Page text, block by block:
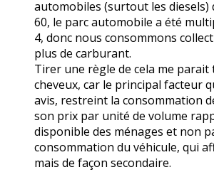
automobiles (surtout les diesels)
60, le parc automobile a été
4, donc nous consommons
plus de carburant.
Tirer une règle de cela me parait
cheveux, car le principal facteur
avis, restreint la consommation
son prix par unité de volume
disponible des ménages et non
consommation du véhicule, qui
mais de façon secondaire.